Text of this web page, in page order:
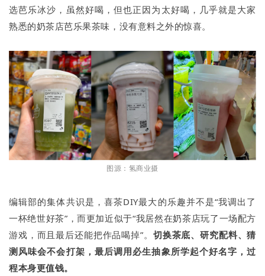
选芭乐冰沙，虽然好喝，但也正因为太好喝，几乎就是大家
熟悉的奶茶店芭乐果茶味，没有意料之外的惊喜。
图源：氢商业摄
编辑部的集体共识是，喜茶DIY最大的乐趣并不是“我调出了
一杯绝世好茶”，而更加近似于“我居然在奶茶店玩了一场配方
游戏，而且最后还能把作品喝掉”。 切换茶底、研究配料、猜
测风味会不会打架，最后调用必生抽象所学起个好名字，过
程本身更值钱。